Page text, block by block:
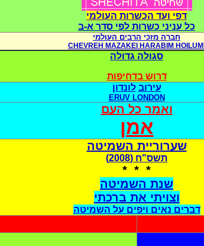
דפי ועד הכשרות העולמי
כל עניני כשרות לפי סדר א-ב
חברה מזכי הרבים העולמי
CHEVREH MAZAKEI HARABIM HOILUMI
סגולה גדולה
דרוש בדחיפות
עירוב לונדון
ERUV LONDON
ואמר כל העם
אמן
שערוריית השמיטה
תשס"ח (2008)
* * *
שנת השמיטה
וצויתי את ברכתי
דברים נאים ויפים על השמיטה